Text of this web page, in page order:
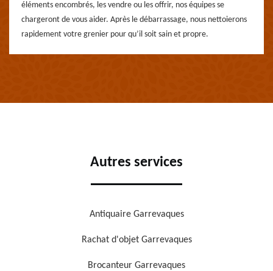
éléments encombrés, les vendre ou les offrir, nos équipes se
chargeront de vous aider. Après le débarrassage, nous nettoierons
rapidement votre grenier pour qu’il soit sain et propre.
Autres services
Antiquaire Garrevaques
Rachat d'objet Garrevaques
Brocanteur Garrevaques